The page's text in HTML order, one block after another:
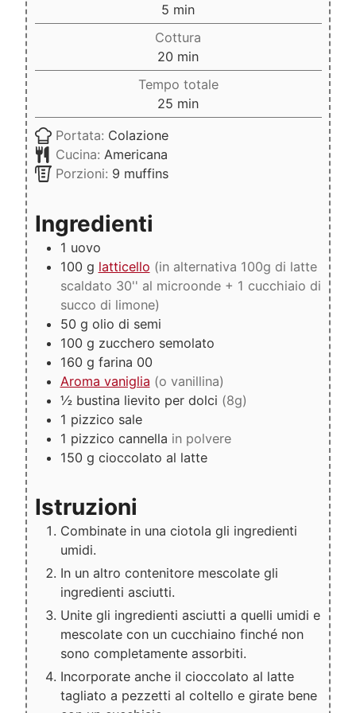
5 minuti
min
Cottura
20 minuti
min
Tempo totale
25 minuti
min
Portata: Colazione
Cucina: Americana
Porzioni: 9 muffins
Ingredienti
1 uovo
100 g latticello (in alternativa 100g di latte
scaldato 30'' al microonde + 1 cucchiaio di
succo di limone)
50 g olio di semi
100 g zucchero semolato
160 g farina 00
Aroma vaniglia (o vanillina)
½ bustina lievito per dolci (8g)
1 pizzico sale
1 pizzico cannella in polvere
150 g cioccolato al latte
Istruzioni
Combinate in una ciotola gli ingredienti
umidi.
In un altro contenitore mescolate gli
ingredienti asciutti.
Unite gli ingredienti asciutti a quelli umidi e
mescolate con un cucchiaino finché non
sono completamente assorbiti.
Incorporate anche il cioccolato al latte
tagliato a pezzetti al coltello e girate bene